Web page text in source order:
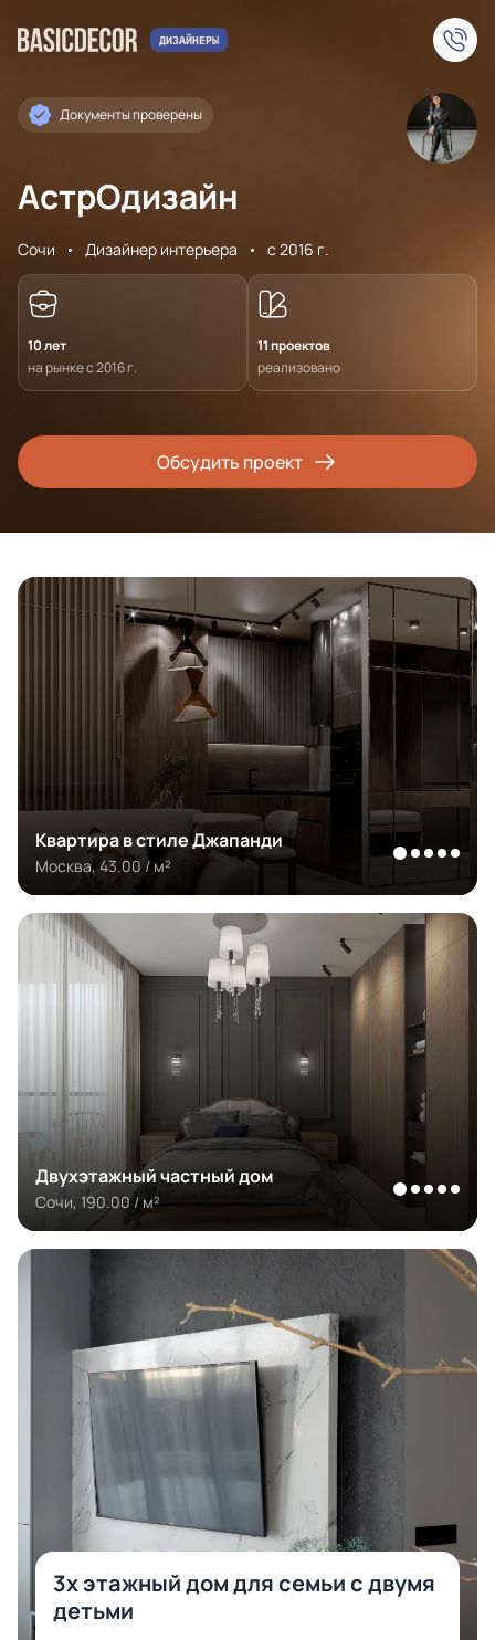
Документы проверены
АстрОдизайн
Сочи Дизайнер интерьера с 2016 г.
10 лет
на рынке с 2016 г.
11 проектов
реализовано
Обсудить проект
Квартира в стиле Джапанди
Москва, 43.00 / м²
Двухэтажный частный дом
Сочи, 190.00 / м²
3х этажный дом для семьи с двумя
детьми